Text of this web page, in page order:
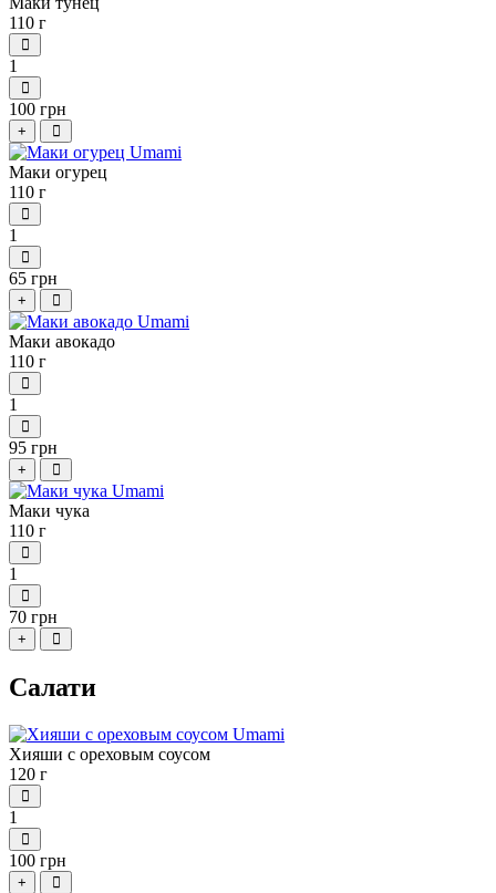
110 г
1
100 грн
+
Маки огурец
110 г
1
65 грн
+
Маки авокадо
110 г
1
95 грн
+
Маки чука
110 г
1
70 грн
+
Салати
Хияши с ореховым соусом
120 г
1
100 грн
+